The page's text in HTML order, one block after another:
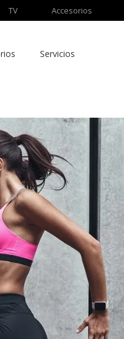
TV Accesorios
Servicios